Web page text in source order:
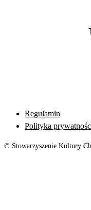
Regulamin
Polityka
© Stowarzyszenie Kultury